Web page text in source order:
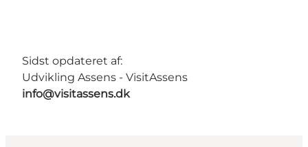
Sidst opdateret af:
Udvikling Assens - VisitAssens
info@visitassens.dk